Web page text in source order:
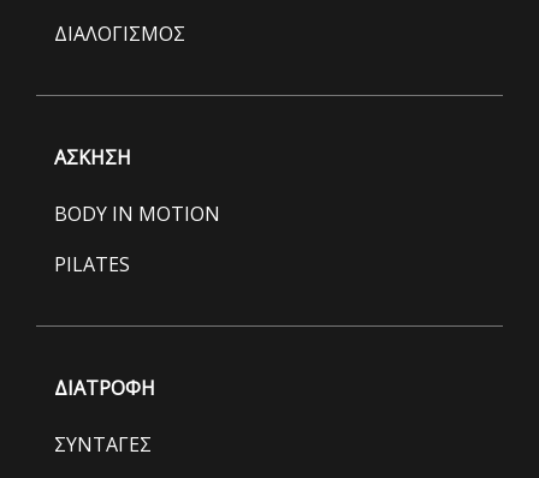
ΔΙΑΛΟΓΙΣΜΟΣ
ΑΣΚΗΣΗ
BODY IN MOTION
PILATES
ΔΙΑΤΡΟΦΗ
ΣΥΝΤΑΓΕΣ